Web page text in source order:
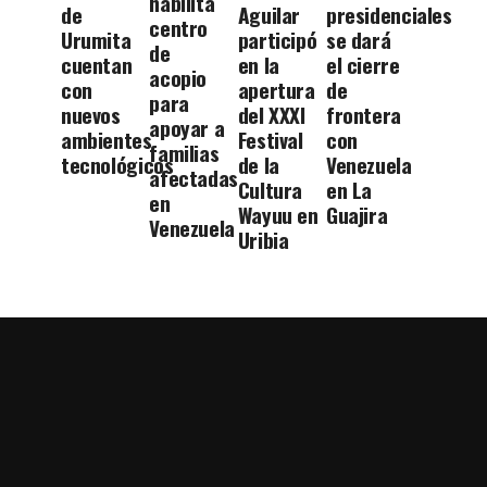
de
Urumita
cuentan
con
nuevos
ambientes
tecnológicos
centro
de
acopio
para
apoyar a
familias
afectadas
en
Venezuela
Aguilar
participó
en la
apertura
del XXXI
Festival
de la
Cultura
Wayuu en
Uribia
presidenciales
se dará
el cierre
de
frontera
con
Venezuela
en La
Guajira